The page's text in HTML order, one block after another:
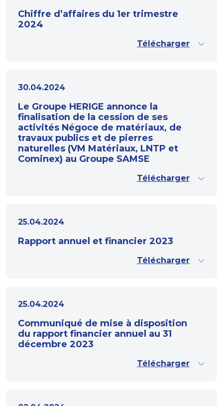
Chiffre d’affaires du 1er trimestre
2024
Télécharger
30.04.2024
Le Groupe HERIGE annonce la
finalisation de la cession de ses
activités Négoce de matériaux, de
travaux publics et de pierres
naturelles (VM Matériaux, LNTP et
Cominex) au Groupe SAMSE
Télécharger
25.04.2024
Rapport annuel et financier 2023
Télécharger
25.04.2024
Communiqué de mise à disposition
du rapport financier annuel au 31
décembre 2023
Télécharger